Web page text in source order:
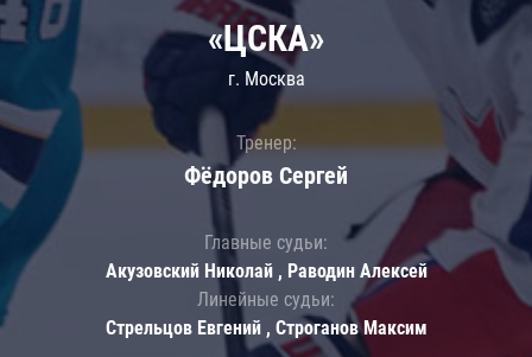
«ЦСКА»
г. Москва
Тренер:
Фёдоров Сергей
Главные судьи:
Акузовский Николай , Раводин Алексей
Линейные судьи:
Стрельцов Евгений , Строганов Максим